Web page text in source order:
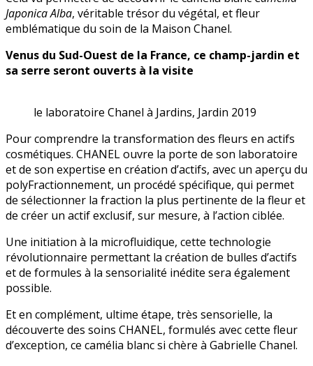
Japonica Alba, véritable trésor du végétal, et fleur
emblématique du soin de la Maison Chanel.
Venus du Sud-Ouest de la France, ce champ-jardin et
sa serre seront ouverts à la visite
le laboratoire Chanel à Jardins, Jardin 2019
Pour comprendre la transformation des fleurs en actifs
cosmétiques. CHANEL ouvre la porte de son laboratoire
et de son expertise en création d’actifs, avec un aperçu du
polyFractionnement, un procédé spécifique, qui permet
de sélectionner la fraction la plus pertinente de la fleur et
de créer un actif exclusif, sur mesure, à l’action ciblée.
Une initiation à la microfluidique, cette technologie
révolutionnaire permettant la création de bulles d’actifs
et de formules à la sensorialité inédite sera également
possible.
Et en complément, ultime étape, très sensorielle, la
découverte des soins CHANEL, formulés avec cette fleur
d’exception, ce camélia blanc si chère à Gabrielle Chanel.